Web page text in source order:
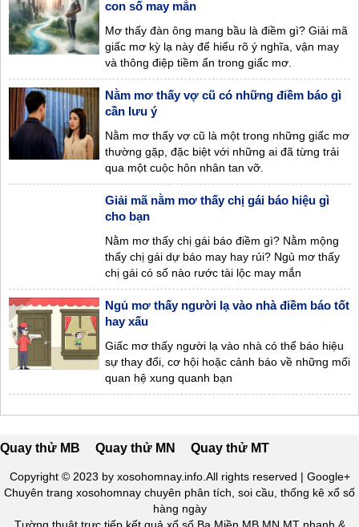
con số may mắn
Mơ thấy đàn ông mang bầu là điềm gì? Giải mã
giấc mơ kỳ lạ này để hiểu rõ ý nghĩa, vận may
và thông điệp tiềm ẩn trong giấc mơ.
Nằm mơ thấy vợ cũ có những điềm báo gì
cần lưu ý
Nằm mơ thấy vợ cũ là một trong những giấc mơ
thường gặp, đặc biệt với những ai đã từng trải
qua một cuộc hôn nhân tan vỡ.
Giải mã nằm mơ thấy chị gái báo hiệu gì
cho bạn
Nằm mơ thấy chị gái báo điềm gì? Nằm mộng
thấy chị gái dự báo may hay rủi? Ngủ mơ thấy
chị gái có số nào rước tài lộc may mắn
Ngủ mơ thấy người lạ vào nhà điềm báo tốt
hay xấu
Giấc mơ thấy người lạ vào nhà có thể báo hiệu
sự thay đổi, cơ hội hoặc cảnh báo về những mối
quan hệ xung quanh bạn
Quay thử MB Quay thử MN Quay thử MT
Copyright © 2023 by xosohomnay.info.All rights reserved | Google+
Chuyên trang xosohomnay chuyên phân tích, soi cầu, thống kê xổ số
hàng ngày